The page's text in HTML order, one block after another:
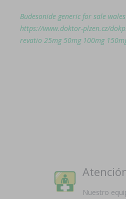
Budesonide generic for sale wales
https://www.doktor-plzen.cz/
revatio 25mg 50mg 100mg
Nuestro